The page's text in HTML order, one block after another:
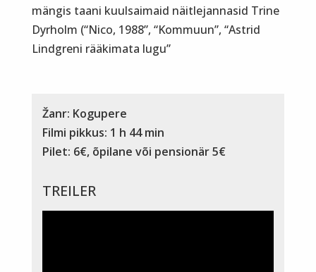
mängis taani kuulsaimaid näitlejannasid Trine
Dyrholm (“Nico, 1988”, “Kommuun”, “Astrid
Lindgreni rääkimata lugu”
Žanr: Kogupere
Filmi pikkus: 1 h 44 min
Pilet: 6€, õpilane või pensionär 5€
TREILER